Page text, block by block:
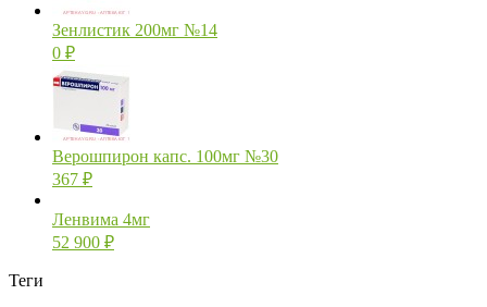
Зенлистик 200мг №14
0 ₽
Верошпирон капс. 100мг №30
367 ₽
Ленвима 4мг
52 900 ₽
Теги